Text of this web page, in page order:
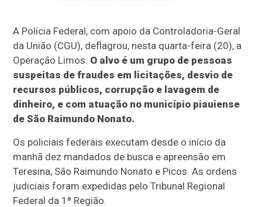
A Polícia Federal, com apoio da Controladoria-Geral
da União (CGU), deflagrou, nesta quarta-feira (20), a
Operação Limos. O alvo é um grupo de pessoas
suspeitas de fraudes em licitações, desvio de
recursos públicos, corrupção e lavagem de
dinheiro, e com atuação no município piauiense
de São Raimundo Nonato.
Os policiais federais executam desde o início da
manhã dez mandados de busca e apreensão em
Teresina, São Raimundo Nonato e Picos. As ordens
judiciais foram expedidas pelo Tribunal Regional
Federal da 1ª Região.